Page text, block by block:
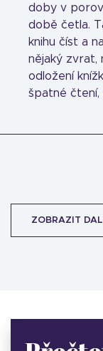
doby v
době četla.
knihu číst a
nějaký zvrat,
odložení
špatné čtení,
ZOBRAZIT